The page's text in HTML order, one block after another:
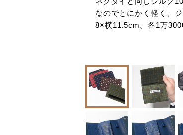
なのでとにかく軽く、
8×横11.5cm。各1万